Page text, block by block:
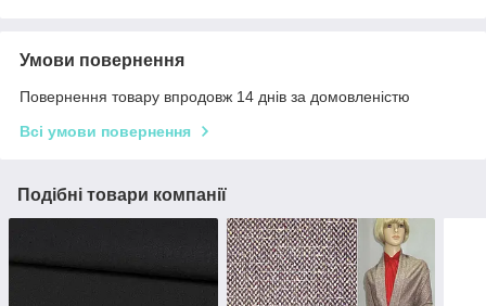
Умови повернення
Повернення товару впродовж 14 днів за домовленістю
Всі умови повернення
Подібні товари компанії